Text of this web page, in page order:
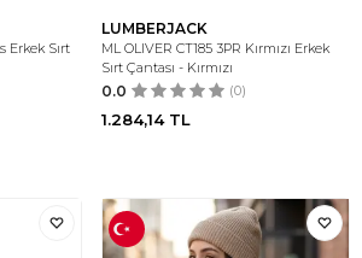
Erkek Sırt
LUMBERJACK
ML OLIVER CT185 3PR Kırmızı Erkek
Sırt Çantası - Kırmızı
0.0 (0)
1.284,14TL